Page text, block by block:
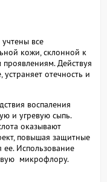
все
кожи, склонной к
Действуя
отечность и
воспаления
и угревую сыпь.
оказывают
повышая защитные
Использование
микрофлору.